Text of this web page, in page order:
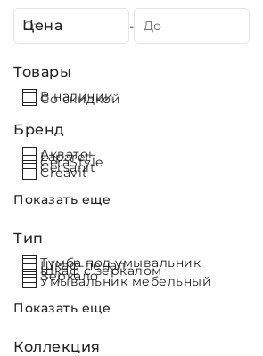
Цена -
Товары
В наличии
Со скидкой
Бренд
Акватон
Laparet
CeraStyle
Cersanit
Creavit
Показать еще
Тип
Тумба под умывальник
Шкаф-пенал
Шкаф с зеркалом
Зеркало
Умывальник мебельный
Показать еще
Коллекция